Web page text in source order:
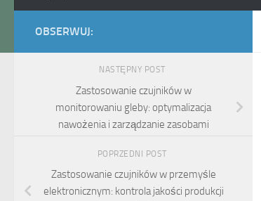
OBSERWUJ:
NASTĘPNY POST
Zastosowanie czujników w
monitorowaniu gleby: optymalizacja
nawożenia i zarządzanie zasobami
POPRZEDNI POST
Zastosowanie czujników w przemyśle
elektronicznym: kontrola jakości produkcji